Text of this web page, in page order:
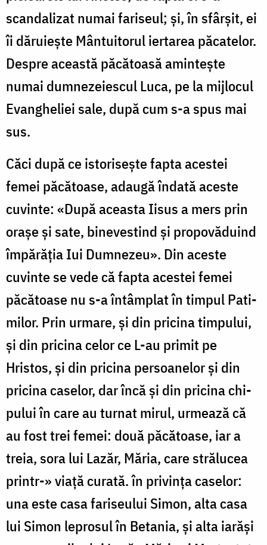
scandalizat numai fariseul; și, în sfârșit, ei
îi dăruiește Mân­tuitorul iertarea păcatelor.
Despre această păcătoasă amintește
numai dumnezeiescul Luca, pe la mijlocul
Evangheliei sale, după cum s-a spus mai
sus.
Căci după ce isto­risește fapta acestei
femei păcătoase, adaugă îndată aceste
cuvinte: «După aceasta Iisus a mers prin
orașe și sate, binevestind și pro­povăduind
împărăția Iui Dumnezeu». Din aceste
cuvinte se vede că fapta acestei femei
păcătoase nu s-a întâmplat în timpul Pati­
milor. Prin urmare, și din pricina timpului,
și din pricina celor ce L-au primit pe
Hristos, și din pricina persoanelor și din
pricina caselor, dar încă și din pricina chi­
pului în care au turnat mirul, urmează că
au fost trei femei: două păcătoase, iar a
treia, sora lui Lazăr, Măria, care strălucea
printr-» viață curată. în privința caselor:
una este casa fariseului Simon, alta casa
lui Simon leprosul în Betania, și alta iarăși